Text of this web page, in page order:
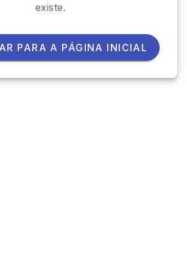
existe.
PARA A PÁGINA INICIAL